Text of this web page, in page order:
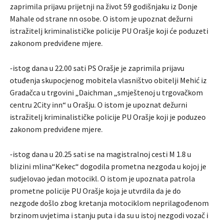
zaprimila prijavu prijetnji na život 59 godišnjaku iz Donje
Mahale od strane nn osobe. O istom je upoznat dežurni
istražitelj kriminalističke policije PU Orašje koji će poduzeti
zakonom predviđene mjere.
-istog dana u 22.00 sati PS Orašje je zaprimila prijavu
otuđenja skupocjenog mobitela vlasništvo obitelji Mehić iz
Gradačca u trgovini „Daichman „smještenoj u trgovačkom
centru 2City inn“ u Orašju. O istom je upoznat dežurni
istražitelj kriminalističke policije PU Orašje koji je poduzeo
zakonom predviđene mjere.
-istog dana u 20.25 sati se na magistralnoj cesti M 1.8 u
blizini mlina“Kekec“ dogodila prometna nezgoda u kojoj je
sudjelovao jedan motocikl. O istom je upoznata patrola
prometne policije PU Orašje koja je utvrdila da je do
nezgode došlo zbog kretanja motociklom neprilagođenom
brzinom uvjetima i stanju puta i da su u istoj nezgodi vozač i